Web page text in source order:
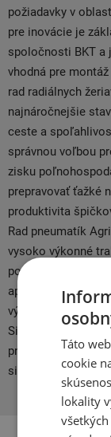
požiadavky v
pre inovácie je
spoločnosti BKT a
vhodná pre
rad radiálnych
najnáročnejšie
ceste a
správnou voľbou
zisku
prepravovať ťažké
produktivita
Rad pneumatík
vysoko výkonné
postrekovače a
aplikácia čokoľvek,
výkon, ktorý vždy
Silné a pevné v
pneumatiky v
si udržujú
Táto
cookie
lokality